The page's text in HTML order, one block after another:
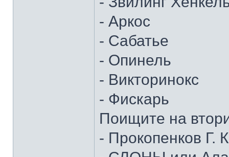
- Аркос
- Сабатье
- Опинель
- Викторинокс
- Фискарь
Поищите на
- Прокопенков Г.